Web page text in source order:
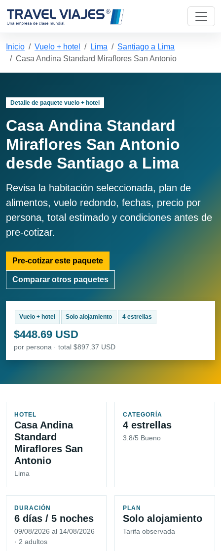
Inicio Vuelo + hotel Lima
Santiago a Lima
Casa Andina Standard Miraflores San Antonio
Detalle de paquete vuelo + hotel
Casa Andina Standard
Miraflores San Antonio
desde Santiago a Lima
Revisa la habitación seleccionada, plan de
alimentos, vuelo redondo, fechas, precio por
persona, total estimado y condiciones antes de
pre-cotizar.
Pre-cotizar este paquete
Comparar otros paquetes
Vuelo + hotel Solo alojamiento 4 estrellas
$448.69 USD
por persona · total $897.37 USD
HOTEL
Casa Andina
Standard
Miraflores San
Antonio
Lima
CATEGORÍA
4 estrellas
3.8/5 Bueno
DURACIÓN
6 días / 5 noches
09/08/2026 al 14/08/2026
· 2 adultos
PLAN
Solo alojamiento
Tarifa observada